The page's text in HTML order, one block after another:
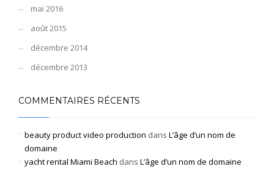
mai 2016
août 2015
décembre 2014
décembre 2013
COMMENTAIRES RÉCENTS
beauty product video production dans L’âge d’un nom de
domaine
yacht rental Miami Beach dans L’âge d’un nom de domaine